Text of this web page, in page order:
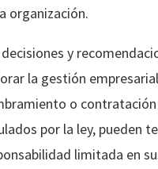
organización.
decisiones y
la gestión
o
por la ley, pueden
limitada en